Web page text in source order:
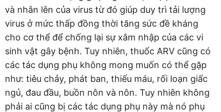
và nhân lên của virus từ đó giúp duy trì tải lượng
virus ở mức thấp đồng thời tăng sức đề kháng
cho cơ thể để chống lại sự xâm nhập của các vi
sinh vật gây bệnh. Tuy nhiên, thuốc ARV cũng có
các tác dụng phụ không mong muốn có thể gặp
như: tiêu chảy, phát ban, thiếu máu, rối loạn giấc
ngủ, đau đầu, buồn nôn và nôn. Tuy nhiên không
phải ai cũng bị các tác dụng phụ này mà nó phụ